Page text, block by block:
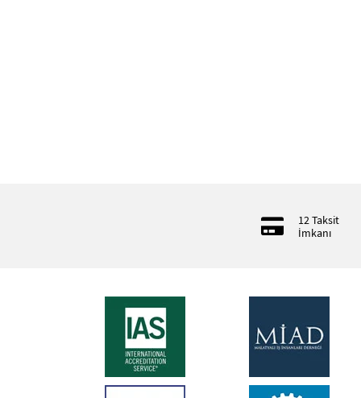
12 Taksit
İmkanı